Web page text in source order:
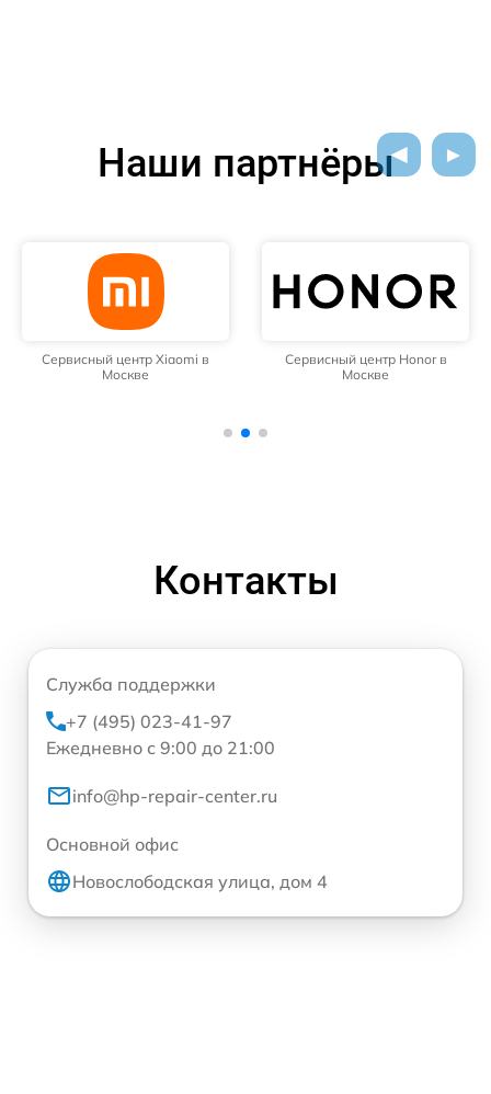
Наши партнёры
Сервисный центр Xiaomi в
Москве
Сервисный центр Honor в
Москве
Контакты
Служба поддержки
+7 (495) 023-41-97
Ежедневно с 9:00 до 21:00
info@hp-repair-center.ru
Основной офис
Новослободская улица, дом 4